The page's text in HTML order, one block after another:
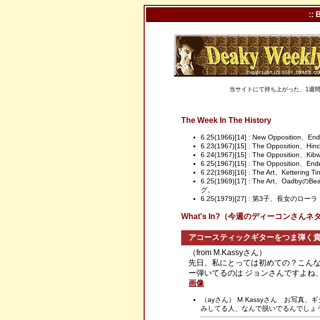
::
当サイトにて持ち上がった、1週
The Week In The History
6.25(1966)[14] : New Opposition、
6.23(1967)[15] : The Opposition、
6.24(1967)[15] : The Opposition、
6.25(1967)[15] : The Opposition、
6.22(1968)[16] : The Art、Kettering Tin
6.25(1969)[17] : The Art、Oadbyの
グ。
6.25(1979)[27] : 第3子、長女のローラ
What's In?（今週のディーコンさんネ
アコースティックギターをつま弾く
（from M.Kassyさん）
先日、私にとっては初めての？こん
ー弾いてるのは ジョンさんですよね
画像
（ayさん） M.Kassyさん お写真、
みしてる人、なんで脱いでるんでしょ